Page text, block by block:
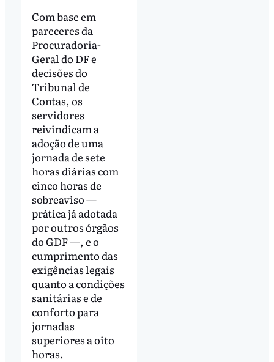
Com base em
pareceres da
Procuradoria-
Geral do DF e
decisões do
Tribunal de
Contas, os
servidores
reivindicam a
adoção de uma
jornada de sete
horas diárias com
cinco horas de
sobreaviso —
prática já adotada
por outros órgãos
do GDF —, e o
cumprimento das
exigências legais
quanto a condições
sanitárias e de
conforto para
jornadas
superiores a oito
horas.